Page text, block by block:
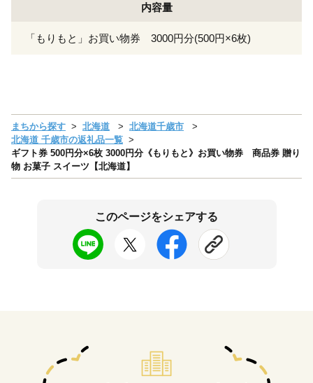
内容量
「もりもと」お買い物券 3000円分(500円×6枚)
まちから探す 北海道
北海道千歳市
北海道 千歳市の返礼品一覧
ギフト券 500円分×6枚 3000円分《もりもと》お買い物券 商品券 贈り
物 お菓子 スイーツ【北海道】
このページをシェアする